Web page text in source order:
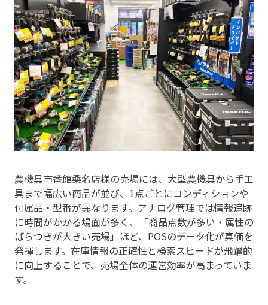
農機具市番館桑名店様の売場には、大型農機具から手工
具まで幅広い商品が並び、1点ごとにコンディションや
付属品・型番が異なります。アナログ管理では情報追跡
に時間がかかる場面が多く、「商品点数が多い・属性の
ばらつきが大きい売場」ほど、POSのデータ化が真価を
発揮します。在庫情報の正確性と検索スピードが飛躍的
に向上することで、売場全体の運営効率が高まっていま
す。